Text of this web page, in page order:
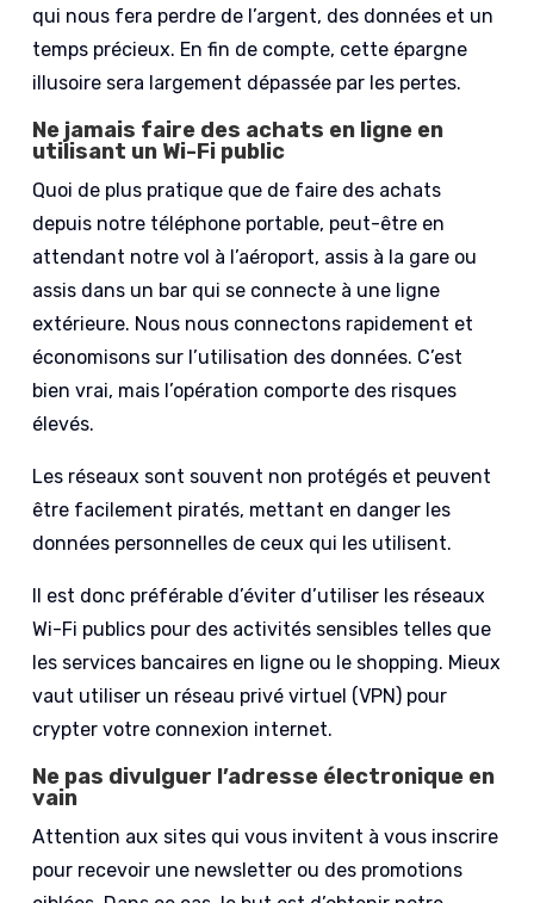
qui nous fera perdre de l’argent, des données et un
temps précieux. En fin de compte, cette épargne
illusoire sera largement dépassée par les pertes.
Ne jamais faire des achats en ligne en
utilisant un Wi-Fi public
Quoi de plus pratique que de faire des achats
depuis notre téléphone portable, peut-être en
attendant notre vol à l’aéroport, assis à la gare ou
assis dans un bar qui se connecte à une ligne
extérieure. Nous nous connectons rapidement et
économisons sur l’utilisation des données. C’est
bien vrai, mais l’opération comporte des risques
élevés.
Les réseaux sont souvent non protégés et peuvent
être facilement piratés, mettant en danger les
données personnelles de ceux qui les utilisent.
Il est donc préférable d’éviter d’utiliser les réseaux
Wi-Fi publics pour des activités sensibles telles que
les services bancaires en ligne ou le shopping. Mieux
vaut utiliser un réseau privé virtuel (VPN) pour
crypter votre connexion internet.
Ne pas divulguer l’adresse électronique en
vain
Attention aux sites qui vous invitent à vous inscrire
pour recevoir une newsletter ou des promotions